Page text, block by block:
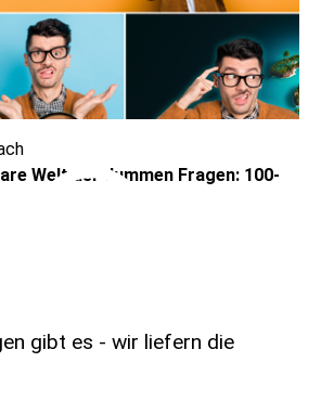
play_circle
Welt der dummen Fragen: 100-
gibt es - wir liefern die